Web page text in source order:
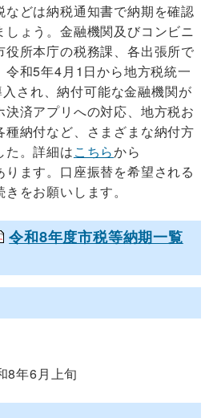
どは納税通知書で納期を確認
しょう。金融機関及びコンビニ
所本庁の税務課、各出張所で
令和5年4月1日から地方税統一
され、納付可能な金融機関が
済アプリへの対応、地方税お
納付など、さまざまな納付方
た。詳細はこちらから
ます。口座振替を希望される
をお願いします。
令和8年度市税等納期一覧
8年6月上旬